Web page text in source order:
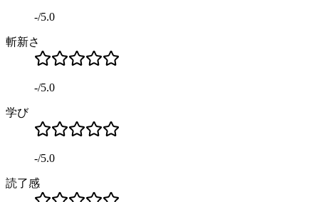
-/5.0
斬新さ
-/5.0
学び
-/5.0
読了感